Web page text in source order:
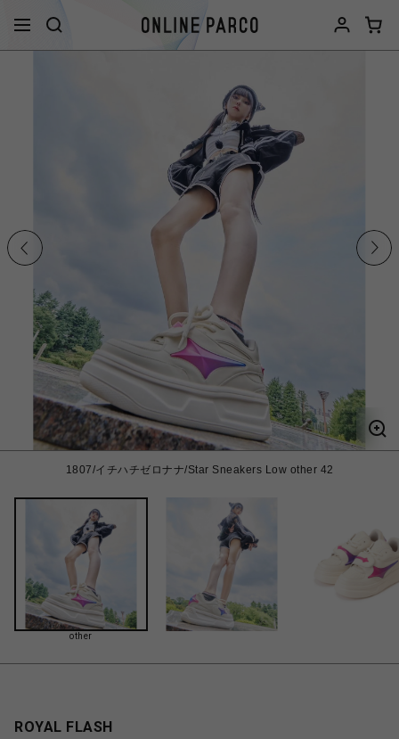
1807/イチハチゼロナナ/Star Sneakers Low other 42
other
ROYAL FLASH